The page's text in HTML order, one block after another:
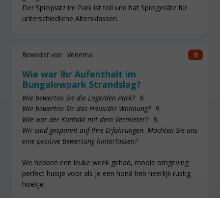
Der Spielplatz im Park ist toll und hat Spielgeräte für
unterschiedliche Altersklassen.
Bewertet von Venema
Wie war Ihr Aufenthalt im
Bungalowpark Strandslag?
9
Wie bewerten Sie die Lage/den Park? 8
Wie bewerten Sie das Haus/die Wohnung? 9
Wie war der Kontakt mit dem Vermieter? 8
Wir sind gespannt auf Ihre Erfahrungen. Möchten Sie uns
eine positive Bewertung hinterlassen?
We hebben een leuke week gehad, mooie omgeving
perfect huisje voor als je een hond heb heerlijk rustig
hoekje